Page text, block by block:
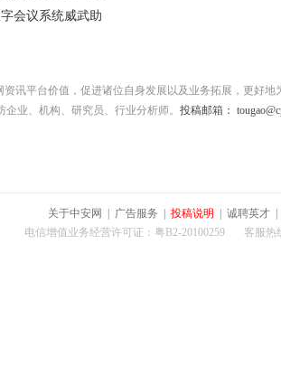
会议系统威武助
资讯平台价值，促进诸位自身发展以及业务拓展，更好
业、机构、研究员、行业分析师。 投稿邮箱：
关于中安网 广告服务 投稿说明 诚聘英才
电信增值业务经营许可证：粤B2-20100259 客服